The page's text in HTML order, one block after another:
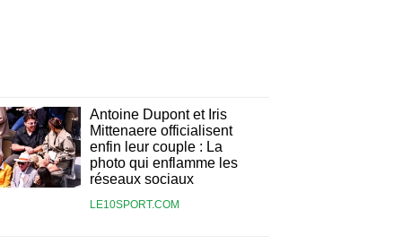
Antoine Dupont et Iris
Mittenaere officialisent
enfin leur couple : La
photo qui enflamme les
réseaux sociaux
LE10SPORT.COM